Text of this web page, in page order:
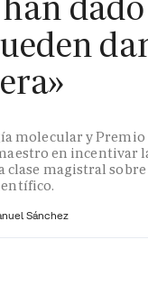
molecular y Premio
en incentivar
clase magistral sobre
Sánchez